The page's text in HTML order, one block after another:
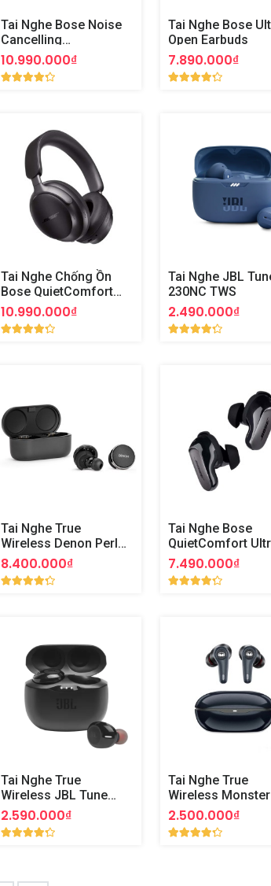
Tai Nghe Bose Noise
Cancelling
Headphones 700
10.990.000₫
Tai Nghe Bose
Open Earbuds
7.890.000₫
Tai Nghe Chống Ồn
Bose QuietComfort
Ultra
10.990.000₫
Tai Nghe JBL
230NC TWS
2.490.000₫
Tai Nghe True
Wireless Denon Perl
Pro
8.400.000₫
Tai Nghe Bose
QuietComfort
Earbuds
7.490.000₫
Tai Nghe True
Wireless JBL Tune
125TWS
2.590.000₫
Tai Nghe True
Wireless Monster
Clarity 8.0 ANC
2.500.000₫